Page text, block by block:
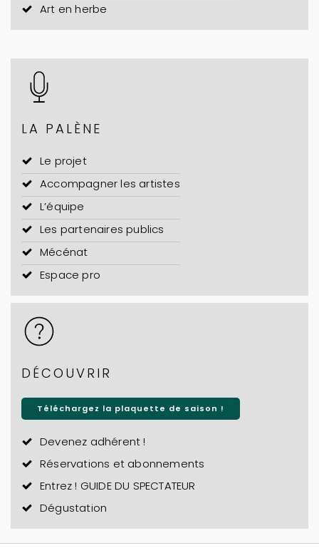
Art en herbe
LA PALÈNE
Le projet
Accompagner les artistes
L’équipe
Les partenaires publics
Mécénat
Espace pro
DÉCOUVRIR
Téléchargez la plaquette de saison !
Devenez adhérent !
Réservations et abonnements
Entrez ! GUIDE DU SPECTATEUR
Dégustation